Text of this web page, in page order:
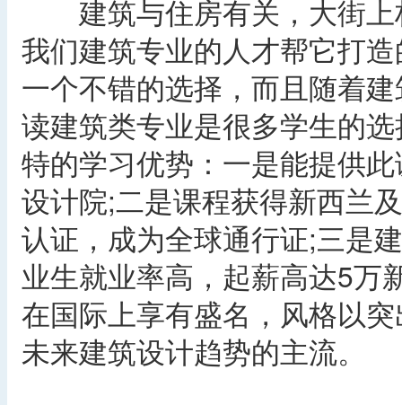
建筑与住房有关，大街上
我们建筑专业的人才帮它打
一个不错的选择，而且随着
读建筑类专业是很多学生的
特的学习优势：一是能提供
设计院;二是课程获得新西兰
认证，成为全球通行证;三是
业生就业率高，起薪高达5万
在国际上享有盛名，风格以
未来建筑设计趋势的主流。